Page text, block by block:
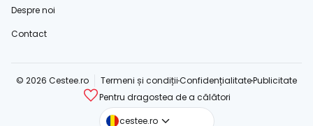
Despre noi
Contact
© 2026 Cestee.ro Termeni și condițiiConfidențialitatePublicitate
Pentru dragostea de a călători
cestee.ro
cestee.com